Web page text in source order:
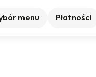
menu Płatności